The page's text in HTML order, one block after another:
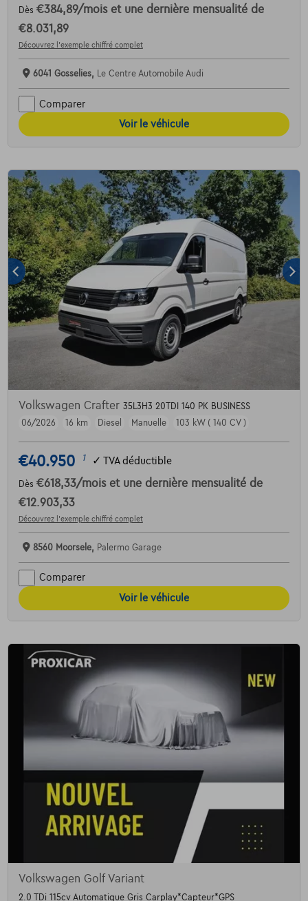
Dès €384,89/mois et une dernière mensualité de
€8.031,89
Découvrez l’exemple chiffré complet
6041 Gosselies, Le Centre Automobile Audi
Comparer
Voir le véhicule
Volkswagen Crafter 35L3H3 20TDI 140 PK BUSINESS
06/2026
16 km Diesel Manuelle 103 kW ( 140 CV )
€40.950 1 ✓ TVA déductible
Dès €618,33/mois et une dernière mensualité de
€12.903,33
Découvrez l’exemple chiffré complet
8560 Moorsele, Palermo Garage
Comparer
Voir le véhicule
Volkswagen Golf Variant
2.0 TDi 115cv Automatique Gris Carplay*Capteur*GPS